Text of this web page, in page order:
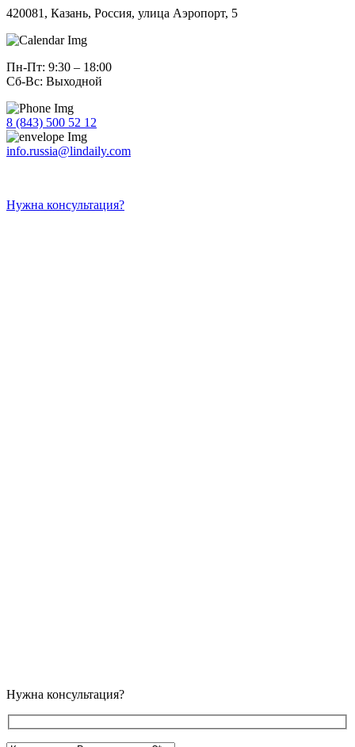
420081, Казань, Россия, улица Аэропорт, 5
Пн-Пт: 9:30 – 18:00
Сб-Вс: Выходной
8 (843) 500 52 12
info.russia@lindaily.com
Нужна консультация?
Нужна консультация?